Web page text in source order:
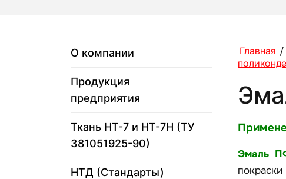
О компании
Продукция
предприятия
Ткань НТ-7 и НТ-7Н (ТУ
381051925-90)
НТД (Стандарты)
Главная /
Эмаль